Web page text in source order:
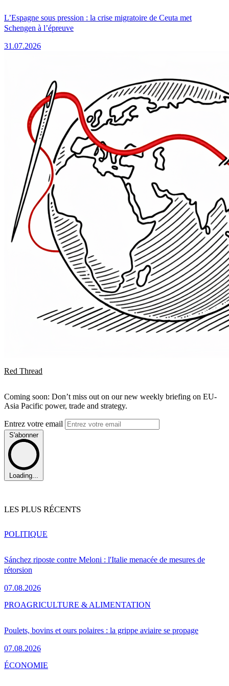
L’Espagne sous pression : la crise migratoire de Ceuta met
Schengen à l’épreuve
31.07.2026
Red Thread
Coming soon: Don’t miss out on our new weekly briefing on EU-
Asia Pacific power, trade and strategy.
Entrez votre email
S'abonner
Loading...
LES PLUS RÉCENTS
Sánchez riposte contre Meloni : l'Italie menacée de mesures de
rétorsion
07.08.2026
POLITIQUE
Poulets, bovins et ours polaires : la grippe aviaire se propage
07.08.2026
PROAGRICULTURE & ALIMENTATION
ÉCONOMIE